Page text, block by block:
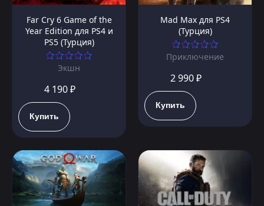
Far Cry 6 Game of the
Year Edition для PS4 и
PS5 (Турция)
Экшн
4 190 ₽
Купить
Mad Max для PS4
(Турция)
Приключение
2 990 ₽
Купить